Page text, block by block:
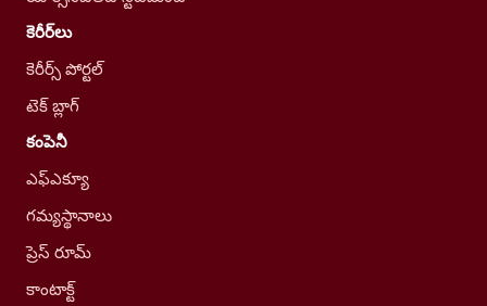
కెరీర్‌లు
కెరీర్స్ పోర్టల్
టెక్ బ్లాగ్
కంపెనీ
ఎఫ్ఎక్యూ
గమ్యస్థానాలు
ప్రెస్ రూమ్
కాంటాక్ట్